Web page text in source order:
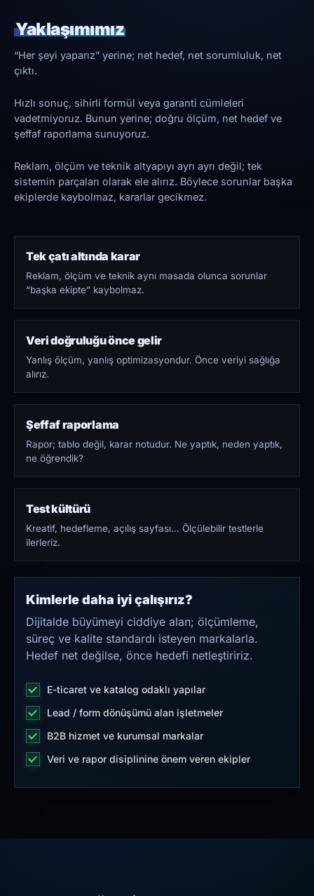
Yaklaşımımız
“Her şeyi yaparız” yerine; net hedef, net sorumluluk, net
çıktı.
Hızlı sonuç, sihirli formül veya garanti cümleleri
vadetmiyoruz. Bunun yerine; doğru ölçüm, net hedef ve
şeffaf raporlama sunuyoruz.
Reklam, ölçüm ve teknik altyapıyı ayrı ayrı değil; tek
sistemin parçaları olarak ele alırız. Böylece sorunlar başka
ekiplerde kaybolmaz, kararlar gecikmez.
Tek çatı altında karar
Reklam, ölçüm ve teknik aynı masada olunca sorunlar
“başka ekipte” kaybolmaz.
Veri doğruluğu önce gelir
Yanlış ölçüm, yanlış optimizasyondur. Önce veriyi sağlığa
alırız.
Şeffaf raporlama
Rapor; tablo değil, karar notudur. Ne yaptık, neden yaptık,
ne öğrendik?
Test kültürü
Kreatif, hedefleme, açılış sayfası… Ölçülebilir testlerle
ilerleriz.
Kimlerle daha iyi çalışırız?
Dijitalde büyümeyi ciddiye alan; ölçümleme,
süreç ve kalite standardı isteyen markalarla.
Hedef net değilse, önce hedefi netleştiririz.
E-ticaret ve katalog odaklı yapılar
Lead / form dönüşümü alan işletmeler
B2B hizmet ve kurumsal markalar
Veri ve rapor disiplinine önem veren ekipler